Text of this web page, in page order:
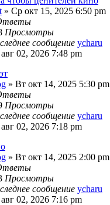
» Ср окт 15, 2025 6:50 pm
Просмотры
сообщение ycharu
02, 2026 7:48 pm
» Вт окт 14, 2025 5:30 pm
Просмотры
сообщение ycharu
02, 2026 7:18 pm
» Вт окт 14, 2025 2:00 pm
Просмотры
сообщение ycharu
02, 2026 7:16 pm